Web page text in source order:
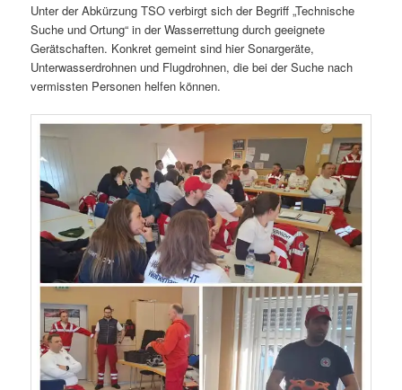
Unter der Abkürzung TSO verbirgt sich der Begriff „Technische
Suche und Ortung“ in der Wasserrettung durch geeignete
Gerätschaften. Konkret gemeint sind hier Sonargeräte,
Unterwasserdrohnen und Flugdrohnen, die bei der Suche nach
vermissten Personen helfen können.